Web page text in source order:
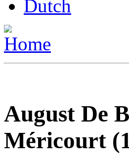
August De
Méricourt